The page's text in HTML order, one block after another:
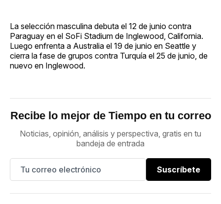
La selección masculina debuta el 12 de junio contra
Paraguay en el SoFi Stadium de Inglewood, California.
Luego enfrenta a Australia el 19 de junio en Seattle y
cierra la fase de grupos contra Turquía el 25 de junio, de
nuevo en Inglewood.
Recibe lo mejor de Tiempo en tu correo
Noticias, opinión, análisis y perspectiva, gratis en tu
bandeja de entrada
Suscríbete